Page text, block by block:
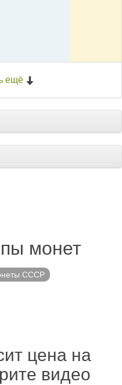
ещё
монет
СССР
цена на
видео